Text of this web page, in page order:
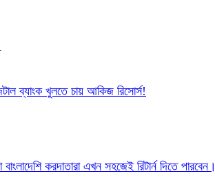
ব্যাংক খুলতে চায় আকিজ রিসোর্স!
করদাতারা এখন সহজেই রিটার্ন দিতে